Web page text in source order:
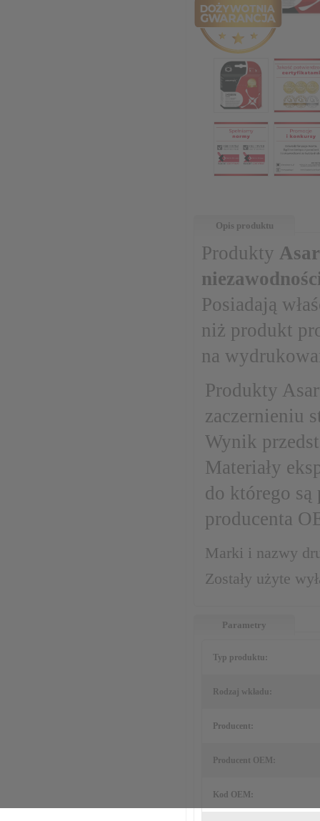
Opis produktu
Produkty
Posiadają
niż produkt
na
Produkty
zaczernieniu
Wynik
Materiały
do którego są
producenta
Marki i nazwy
Zostały użyte
Parametry
Typ produktu:
Rodzaj wkładu:
Producent:
Producent OEM:
Kod OEM: